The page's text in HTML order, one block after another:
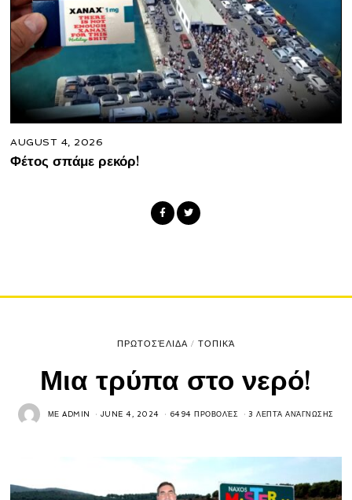
AUGUST 4, 2026
Φέτος σπάμε ρεκόρ!
ΠΡΩΤΟΣΈΛΙΔΑ / ΤΟΠΙΚΆ
Μια τρύπα στο νερό!
ΜΕADMIN JUNE 4, 2024 6494 ΠΡΟΒΟΛΈΣ 3 ΛΕΠΤΆ ΑΝΆΓΝΩΣΗΣ